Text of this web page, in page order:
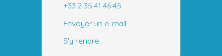
+33 2 35 41 46 45
Envoyer un e-mail
S'y rendre